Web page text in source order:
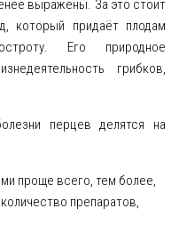
выражены. За это стоит
который придаёт плодам
Его природное
грибков,
перцев делятся на
проще всего, тем более,
препаратов,